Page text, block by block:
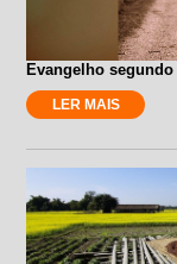
Evangelho segundo
LER MAIS